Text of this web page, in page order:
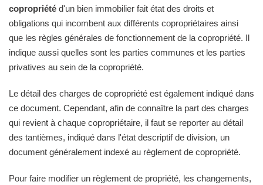
copropriété d'un bien immobilier fait état des droits et
obligations qui incombent aux différents copropriétaires ainsi
que les règles générales de fonctionnement de la copropriété. Il
indique aussi quelles sont les parties communes et les parties
privatives au sein de la copropriété.
Le détail des charges de copropriété est également indiqué dans
ce document. Cependant, afin de connaître la part des charges
qui revient à chaque copropriétaire, il faut se reporter au détail
des tantièmes, indiqué dans l'état descriptif de division, un
document généralement indexé au règlement de copropriété.
Pour faire modifier un règlement de propriété, les changements,